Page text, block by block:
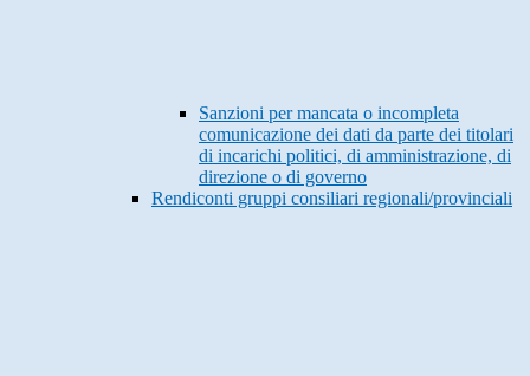
Sanzioni per mancata o incompleta
comunicazione dei dati da parte dei titolari
di incarichi politici, di amministrazione, di
direzione o di governo
Rendiconti gruppi consiliari regionali/provinciali